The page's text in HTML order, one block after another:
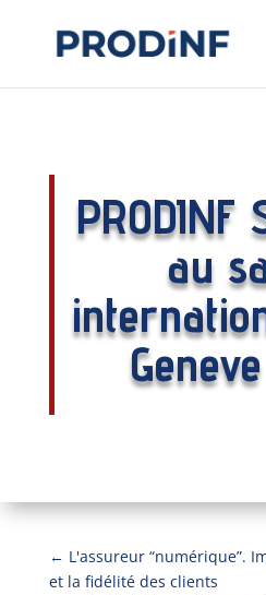
au
← L'assureur “numérique”.
et la fidélité des clients